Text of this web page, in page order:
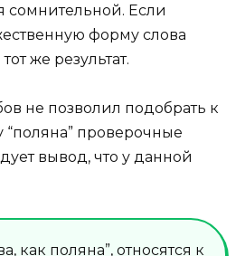
сомнительной. Если
форму слова
же результат.
не позволил подобрать к
“поляна” проверочные
вывод, что у данной
как поляна”, относятся к